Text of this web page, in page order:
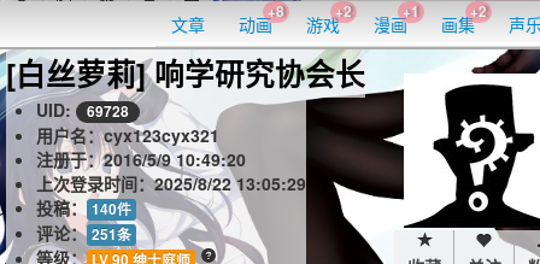
文章 动画
+8
游戏
+2
漫画
+1
画集
+2
声
[白丝萝莉] 响学研究协会长
UID: 69728
用户名：cyx123cyx321
注册于：2016/5/9 10:49:20
上次登录时间：2025/8/22 13:05:29
投稿：
140件
评论： 251条
等级： LV 90 绅士庭师